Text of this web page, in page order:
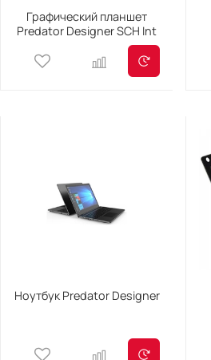
Графический планшет
Predator Designer SCH Int
Ноутбук Predator Designer